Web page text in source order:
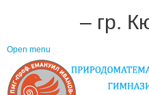
– гр.
Open menu